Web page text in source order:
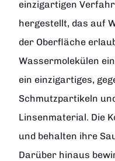
einzigartigen
hergestellt, das auf
der Oberfläche
Wassermolekülen
ein einzigartiges,
Schmutzpartikeln
Linsenmaterial. Die
und behalten ihre
Darüber hinaus